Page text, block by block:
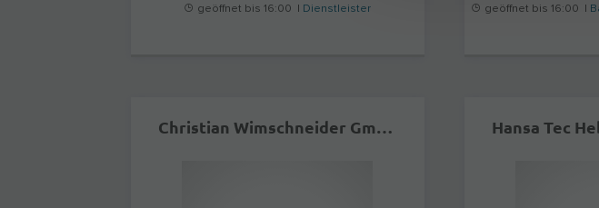
geöffnet bis 16:00 | Dienstleister geöffnet bis 16:00 |
Christian Wimschneider GmbH